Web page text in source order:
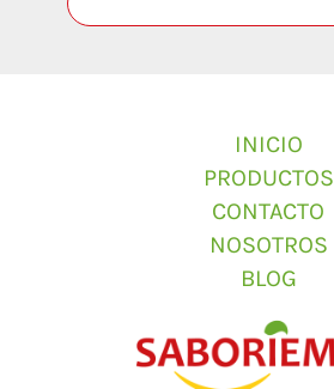
INICIO
PRODUCTOS
CONTACTO
NOSOTROS
BLOG